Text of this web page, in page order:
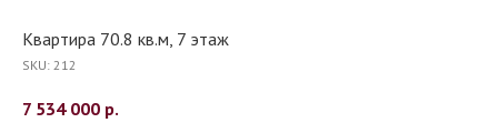
Квартира 70.8 кв.м, 7 этаж
SKU: 212
7 534 000 р.